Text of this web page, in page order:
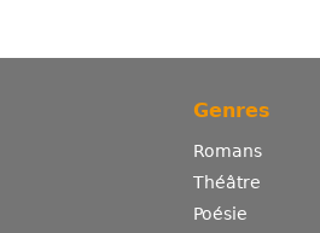
Genres
Romans
Théâtre
Poésie